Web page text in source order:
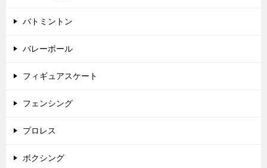
バトミントン
バレーボール
フィギュアスケート
フェンシング
プロレス
ボクシング